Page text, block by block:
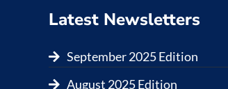
Latest Newsletters
September 2025 Edition
August 2025 Edition